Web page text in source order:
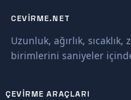
CEVIRME.NET
Uzunluk, ağırlık,
birimlerini saniyeler
ÇEVIRME ARAÇLARI